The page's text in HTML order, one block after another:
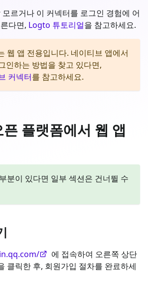
르거나 이 커넥터를 로그인 경험에 어
다면, Logto 튜토리얼을 참고하세요.
웹 앱 전용입니다. 네이티브 앱에서
인하는 방법을 찾고 있다면,
커넥터를 참고하세요.
플랫폼에서 웹 앱
분이 있다면 일부 섹션은 건너뛸 수
에 접속하여 오른쪽 상단
클릭한 후, 회원가입 절차를 완료하세